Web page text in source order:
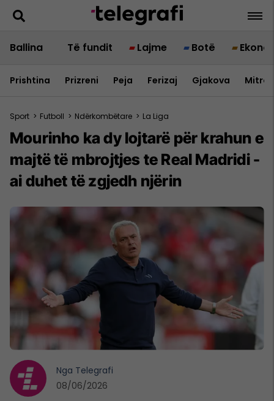
Ballina Të fundit Lajme Botë
Prishtina Prizreni Peja Ferizaj Gjakova
Sport > Futboll > Ndërkombëtare > La Liga
Mourinho ka dy lojtarë për krahun e
majtë të mbrojtjes te Real Madridi -
ai duhet të zgjedh njërin
Nga Telegrafi
08/06/2026